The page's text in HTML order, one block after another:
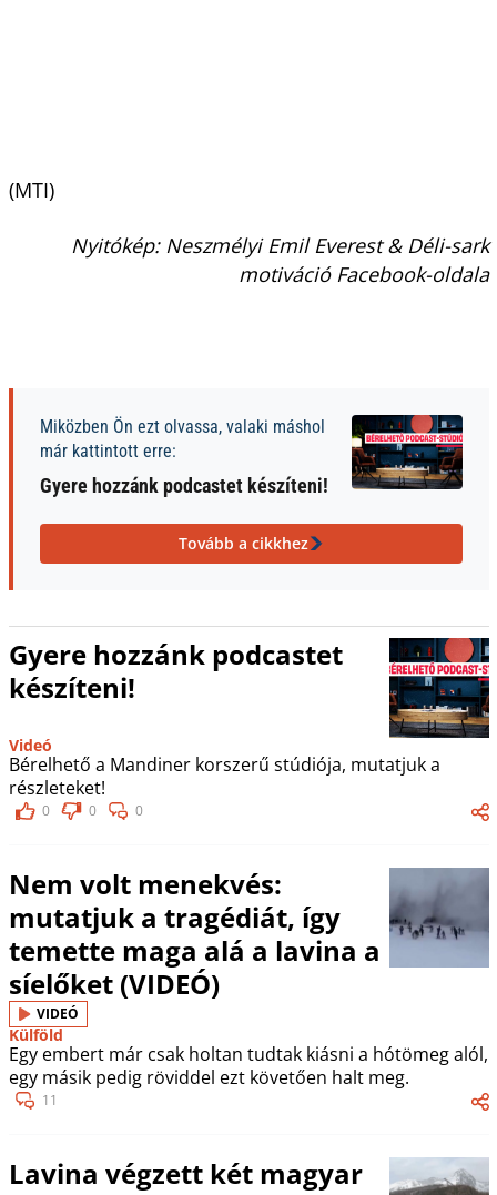
(MTI)
Nyitókép: Neszmélyi Emil Everest & Déli-sark
motiváció Facebook-oldala
Miközben Ön ezt olvassa, valaki máshol
már kattintott erre:
Gyere hozzánk podcastet készíteni!
Tovább a cikkhez
Gyere hozzánk podcastet
készíteni!
Videó
Bérelhető a Mandiner korszerű stúdiója, mutatjuk a
részleteket!
0 0 0
Nem volt menekvés:
mutatjuk a tragédiát, így
temette maga alá a lavina a
síelőket (VIDEÓ)
VIDEÓ
Külföld
Egy embert már csak holtan tudtak kiásni a hótömeg alól,
egy másik pedig röviddel ezt követően halt meg.
11
Lavina végzett két magyar